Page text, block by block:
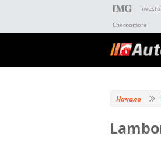
Chernomore
Начало